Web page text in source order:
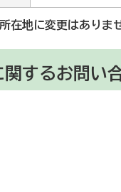
在地に変更はありま
関するお問い